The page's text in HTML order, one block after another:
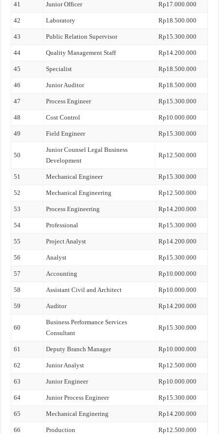
41 Junior Officer Rp17.000.000
42 Laboratory Rp18.500.000
43 Public Relation Supervisor Rp15.300.000
44 Quality Management Staff Rp14.200.000
45 Specialist Rp18.500.000
46 Junior Auditor Rp18.500.000
47 Process Engineer Rp15.300.000
48 Cost Control Rp10.000.000
49 Field Engineer Rp15.300.000
50
Junior Counsel Legal Business
Development
Rp12.500.000
51 Mechanical Engineer Rp15.300.000
52 Mechanical Engineering Rp12.500.000
53 Process Engineering Rp14.200.000
54 Professional Rp15.300.000
55 Project Analyst Rp14.200.000
56 Analyst Rp15.300.000
57 Accounting Rp10.000.000
58 Assistant Civil and Architect Rp10.000.000
59 Auditor Rp14.200.000
60
Business Performance Services
Consultant
Rp15.300.000
61 Deputy Branch Manager Rp10.000.000
62 Junior Analyst Rp12.500.000
63 Junior Engineer Rp10.000.000
64 Junior Process Engineer Rp15.300.000
65 Mechanical Enginering Rp14.200.000
66 Production Rp12.500.000